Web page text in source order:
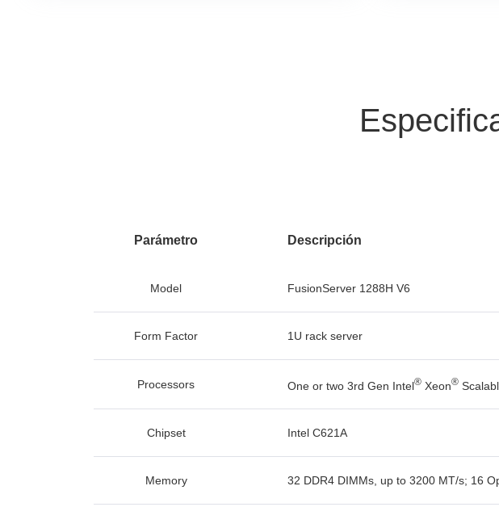
Parámetro Descripción
Model FusionServer 1288H V6
Form Factor 1U rack server
Processors One or two 3rd Gen Intel®Xeon®
Chipset Intel C621A
Memory 32 DDR4 DIMMs, up to 3200 MT/s; 16